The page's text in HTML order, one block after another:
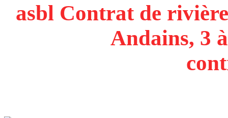
asbl Contrat de
Andains, 3